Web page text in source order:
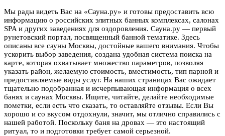
Мы рады видеть Вас на «Сауна.ру» и готовы предоставить всю
информацию о российских элитных банных комплексах, салонах
SPA и других заведениях для оздоровления. Сауна.ру — первый
рунетовский портал, посвященный банной тематике. Здесь
описаны все сауны Москвы, достойные вашего внимания. Чтобы
ускорить выбор заведения, создана удобная система поиска на
карте, которая охватывает множество параметров, позволяя
указать район, желаемую стоимость, вместимость, тип парной и
предоставляемые виды услуг. На наших страницах Вас ожидает
тщательно подобранная и исчерпывающая информация о всех
банях и саунах Москвы. Ищите, читайте, делайте необходимые
пометки, если есть что сказать, то оставляйте отзывы. Если Вы
хорошо и со вкусом отдохнули, значит, мы отлично справились с
нашей работой. Поскольку баня на дровах — это настоящий
ритуал, то и подготовки требует самой серьезной.